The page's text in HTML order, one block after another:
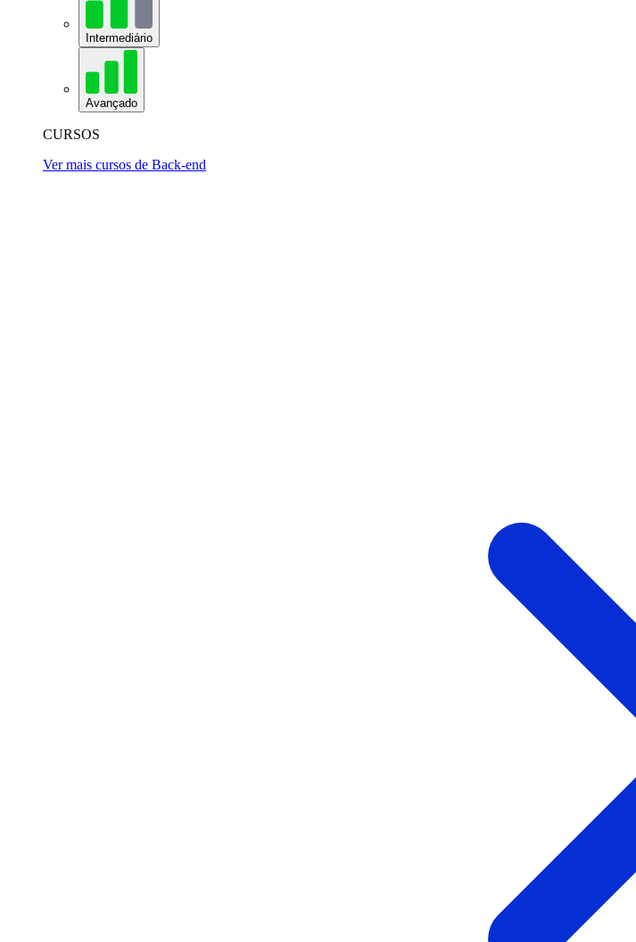
Intermediário
Avançado
CURSOS
Ver mais cursos de Back-end